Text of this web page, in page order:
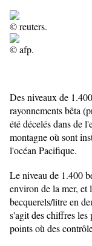
© reuters.
© afp.
Des niveaux de
rayonnements bêta
été décelés dans de
montagne où sont
l'océan Pacifique.
Le niveau de 1.400
environ de la mer, et
becquerels/litre en
s'agit des chiffres les
points où des